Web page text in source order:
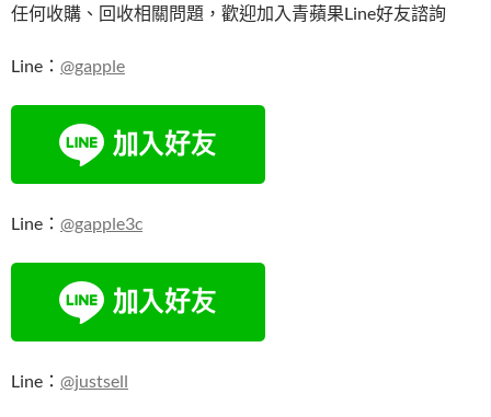
任何收購、回收相關問題，歡迎加入青蘋果Line好友諮詢
Line： @gapple
Line： @gapple3c
Line： @justsell